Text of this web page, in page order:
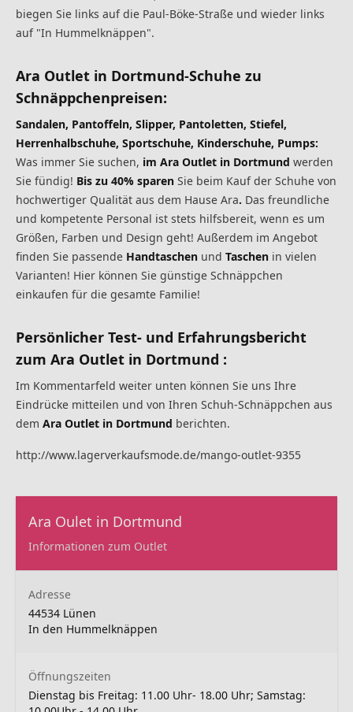
biegen Sie links auf die Paul-Böke-Straße und wieder links
auf "In Hummelknäppen".
Ara Outlet in Dortmund-Schuhe zu
Schnäppchenpreisen:
Sandalen, Pantoffeln, Slipper, Pantoletten, Stiefel,
Herrenhalbschuhe, Sportschuhe, Kinderschuhe, Pumps:
Was immer Sie suchen, im Ara Outlet in Dortmund werden
Sie fündig! Bis zu 40% sparen Sie beim Kauf der Schuhe von
hochwertiger Qualität aus dem Hause Ara. Das freundliche
und kompetente Personal ist stets hilfsbereit, wenn es um
Größen, Farben und Design geht! Außerdem im Angebot
finden Sie passende Handtaschen und Taschen in vielen
Varianten! Hier können Sie günstige Schnäppchen
einkaufen für die gesamte Familie!
Persönlicher Test- und Erfahrungsbericht
zum Ara Outlet in Dortmund :
Im Kommentarfeld weiter unten können Sie uns Ihre
Eindrücke mitteilen und von Ihren Schuh-Schnäppchen aus
dem Ara Outlet in Dortmund berichten.
http://www.lagerverkaufsmode.de/mango-outlet-9355
Ara Oulet in Dortmund
Informationen zum Outlet
Adresse
44534 Lünen
In den Hummelknäppen
Öffnungszeiten
Dienstag bis Freitag: 11.00 Uhr- 18.00 Uhr; Samstag: